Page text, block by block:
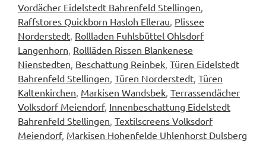
Vordächer Eidelstedt Bahrenfeld Stellingen
Raffstores Quickborn Hasloh Ellerau Plissee
Norderstedt Rollladen Fuhlsbüttel Ohlsdorf
Langenhorn Rollläden Rissen Blankenese
Nienstedten Beschattung Reinbek Türen Eidelstedt
Bahrenfeld Stellingen Türen Norderstedt Türen
Kaltenkirchen Markisen Wandsbek Terrassendächer
Volksdorf Meiendorf, Innenbeschattung Eidelstedt
Bahrenfeld Stellingen Textilscreens Volksdorf
Meiendorf, Markisen Hohenfelde Uhlenhorst Dulsberg